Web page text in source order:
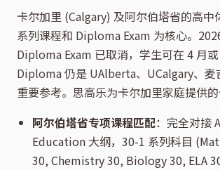
卡尔加里 (Calgary) 及阿尔伯塔省的高
系列课程和 Diploma Exam 为核心。
Diploma Exam 已取消，学生可在 4 月或
Diploma 仍是 UAlberta、UCalgary、麦
重要参考。思高乐为卡尔加里家庭提供的
阿尔伯塔省专项课程匹配：完全对接
Education 大纲，30-1 系列科目
30, Chemistry 30, Biology 30, ELA